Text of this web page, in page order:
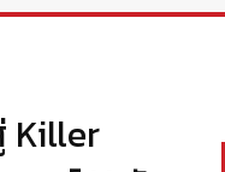
Killer